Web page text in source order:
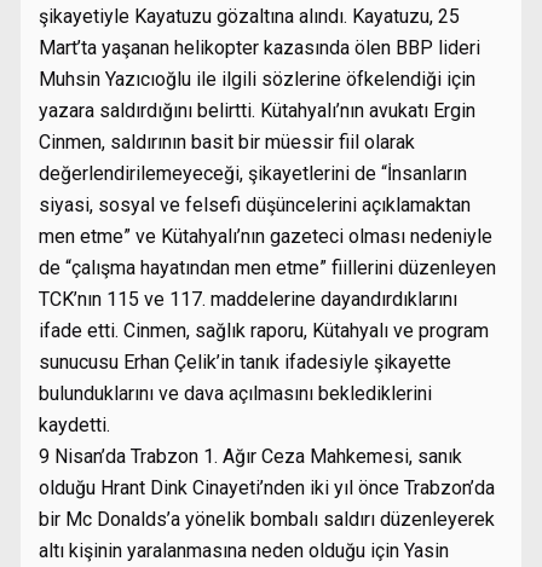
şikayetiyle Kayatuzu gözaltına alındı. Kayatuzu, 25
Mart’ta yaşanan helikopter kazasında ölen BBP lideri
Muhsin Yazıcıoğlu ile ilgili sözlerine öfkelendiği için
yazara saldırdığını belirtti. Kütahyalı’nın avukatı Ergin
Cinmen, saldırının basit bir müessir fiil olarak
değerlendirilemeyeceği, şikayetlerini de “İnsanların
siyasi, sosyal ve felsefi düşüncelerini açıklamaktan
men etme” ve Kütahyalı’nın gazeteci olması nedeniyle
de “çalışma hayatından men etme” fiillerini düzenleyen
TCK’nın 115 ve 117. maddelerine dayandırdıklarını
ifade etti. Cinmen, sağlık raporu, Kütahyalı ve program
sunucusu Erhan Çelik’in tanık ifadesiyle şikayette
bulunduklarını ve dava açılmasını beklediklerini
kaydetti.
9 Nisan’da Trabzon 1. Ağır Ceza Mahkemesi, sanık
olduğu Hrant Dink Cinayeti’nden iki yıl önce Trabzon’da
bir Mc Donalds’a yönelik bombalı saldırı düzenleyerek
altı kişinin yaralanmasına neden olduğu için Yasin